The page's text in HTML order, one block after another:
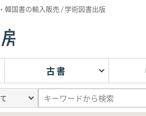
韓国書の輸入販売 / 学術図書出版
古書